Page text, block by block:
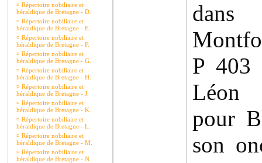
¤ Répertoire nobiliaire et
héraldique de Bretagne - D.
¤ Répertoire nobiliaire et
héraldique de Bretagne - E.
¤ Répertoire nobiliaire et
héraldique de Bretagne - F.
¤ Répertoire nobiliaire et
héraldique de Bretagne - G.
¤ Répertoire nobiliaire et
héraldique de Bretagne - H.
¤ Répertoire nobiliaire et
héraldique de Bretagne - J.
¤ Répertoire nobiliaire et
héraldique de Bretagne - K.
¤ Répertoire nobiliaire et
héraldique de Bretagne - L.
¤ Répertoire nobiliaire et
héraldique de Bretagne - M.
¤ Répertoire nobiliaire et
héraldique de Bretagne - N.
P
Léon
pour
son